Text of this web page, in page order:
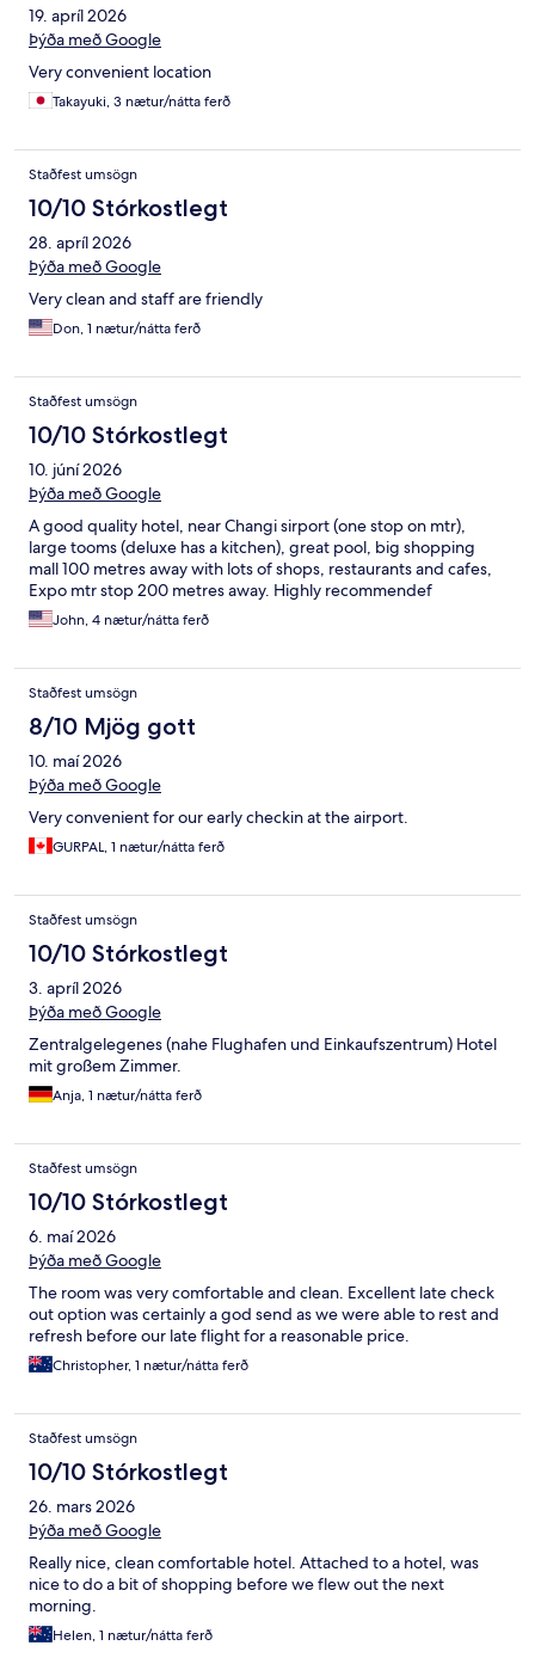
19. apríl 2026
Þýða með Google
Very convenient location
Takayuki, 3 nætur/nátta ferð
Staðfest umsögn
10/10 Stórkostlegt
28. apríl 2026
Þýða með Google
Very clean and staff are friendly
Don, 1 nætur/nátta ferð
Staðfest umsögn
10/10 Stórkostlegt
10. júní 2026
Þýða með Google
A good quality hotel, near Changi sirport (one stop on mtr),
large tooms (deluxe has a kitchen), great pool, big shopping
mall 100 metres away with lots of shops, restaurants and cafes,
Expo mtr stop 200 metres away. Highly recommendef
John, 4 nætur/nátta ferð
Staðfest umsögn
8/10 Mjög gott
10. maí 2026
Þýða með Google
Very convenient for our early checkin at the airport.
GURPAL, 1 nætur/nátta ferð
Staðfest umsögn
10/10 Stórkostlegt
3. apríl 2026
Þýða með Google
Zentralgelegenes (nahe Flughafen und Einkaufszentrum) Hotel
mit großem Zimmer.
Anja, 1 nætur/nátta ferð
Staðfest umsögn
10/10 Stórkostlegt
6. maí 2026
Þýða með Google
The room was very comfortable and clean. Excellent late check
out option was certainly a god send as we were able to rest and
refresh before our late flight for a reasonable price.
Christopher, 1 nætur/nátta ferð
Staðfest umsögn
10/10 Stórkostlegt
26. mars 2026
Þýða með Google
Really nice, clean comfortable hotel. Attached to a hotel, was
nice to do a bit of shopping before we flew out the next
morning.
Helen, 1 nætur/nátta ferð